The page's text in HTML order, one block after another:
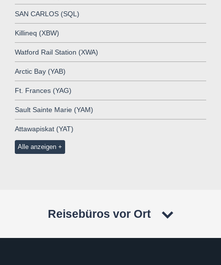
SAN CARLOS (SQL)
Killineq (XBW)
Watford Rail Station (XWA)
Arctic Bay (YAB)
Ft. Frances (YAG)
Sault Sainte Marie (YAM)
Attawapiskat (YAT)
Alle anzeigen
Reisebüros vor Ort